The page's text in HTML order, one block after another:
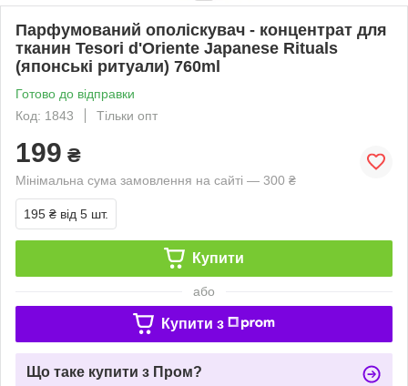
Парфумований ополіскувач - концентрат для
тканин Tesori d'Oriente Japanese Rituals
(японські ритуали) 760ml
Готово до відправки
Код: 1843
Тільки опт
199 ₴
Мінімальна сума замовлення на сайті — 300 ₴
195 ₴ від 5 шт.
Купити
або
Купити з
Що таке купити з Пром?